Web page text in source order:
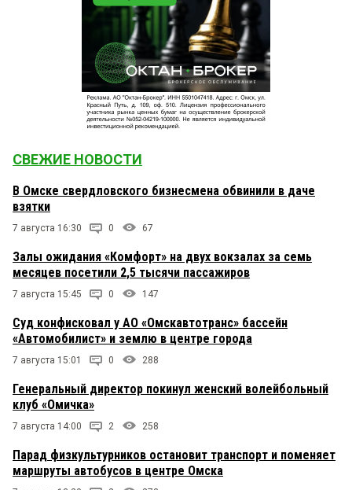
СВЕЖИЕ НОВОСТИ
В Омске свердловского бизнесмена обвинили в даче
взятки
7 августа 16:30 0 67
Залы ожидания «Комфорт» на двух вокзалах за семь
месяцев посетили 2,5 тысячи пассажиров
7 августа 15:45 0 147
Суд конфисковал у АО «Омскавтотранс» бассейн
«Автомобилист» и землю в центре города
7 августа 15:01 0 288
Генеральный директор покинул женский волейбольный
клуб «Омичка»
7 августа 14:00 2 258
Парад физкультурников остановит транспорт и поменяет
маршруты автобусов в центре Омска